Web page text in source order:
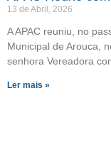
13 de Abril, 2026
A APAC reuniu, no
Municipal de Arouca,
senhora Vereadora
Ler mais »